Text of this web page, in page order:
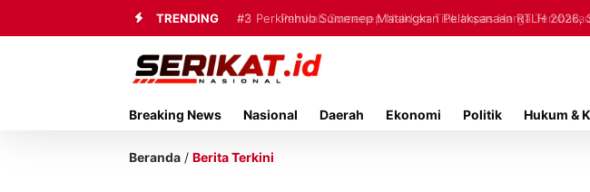
TRENDING #3 Perkimhub Sumenep Matangkan Pelaksanaan RTLH 2026,
Breaking News Nasional Daerah Ekonomi Politik Hukum &
Beranda / Berita Terkini